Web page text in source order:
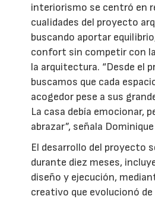
interiorismo se centró en
cualidades del proyecto
buscando aportar
confort sin competir con
la arquitectura. “Desde el
buscamos que cada
acogedor pese a sus
La casa debía emocionar,
abrazar”, señala
El desarrollo del proyecto
durante diez meses,
diseño y ejecución,
creativo que evolucionó